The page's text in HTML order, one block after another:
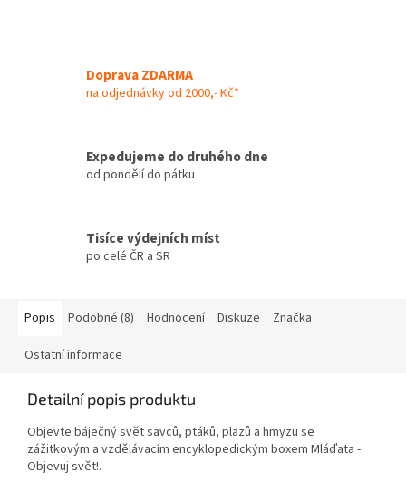
Doprava ZDARMA
na odjednávky od 2000,- Kč*
Expedujeme do druhého dne
od pondělí do pátku
Tisíce výdejních míst
po celé ČR a SR
Popis Podobné (8) Hodnocení Diskuze Značka
Ostatní informace
Detailní popis produktu
Objevte báječný svět savců, ptáků, plazů a hmyzu se
zážitkovým a vzdělávacím encyklopedickým boxem Mláďata -
Objevuj svět!.